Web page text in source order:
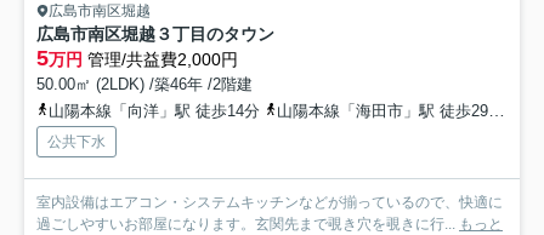
広島市南区堀越
広島市南区堀越３丁目のタウン
5万円 管理/共益費2,000円
50.00㎡ (2LDK) /築46年 /2階建
山陽本線「向洋」駅 徒歩14分
山陽本線「海田市」駅 徒歩29分
公共下水
室内設備はエアコン・システムキッチンなどが揃っているので、快適に
過ごしやすいお部屋になります。玄関先まで覗き穴を覗きに行... もっと